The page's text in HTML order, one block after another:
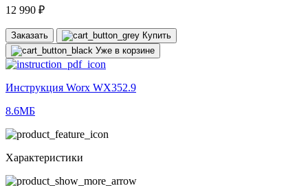
12 990 ₽
Заказать
Купить
Уже в корзине
Инструкция Worx WX352.9
8.6МБ
Характеристики